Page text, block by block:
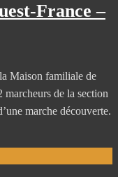
France –
Maison familiale de
de la section
marche découverte.